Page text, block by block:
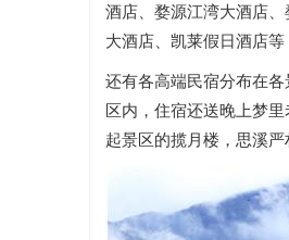
酒店、婺源江湾大酒店
大酒店、凯莱假日酒店等
还有各高端民宿分布在
区内，住宿还送晚上梦
起景区的揽月楼，思溪